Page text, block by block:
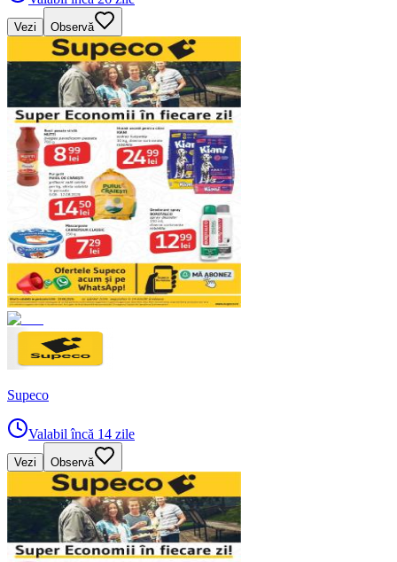
Vezi Observă
Supeco
Valabil încă 14 zile
Vezi Observă